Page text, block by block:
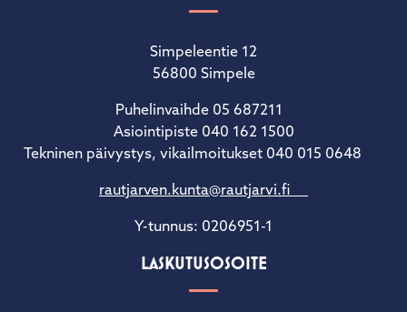
Simpeleentie 12
56800 Simpele
Puhelinvaihde 05 687211
Asiointipiste 040 162 1500
Tekninen päivystys, vikailmoitukset 040 015 0648
rautjarven.kunta@rautjarvi.fi
Y-tunnus: 0206951-1
LASKUTUSOSOITE